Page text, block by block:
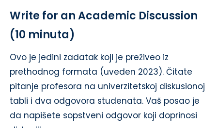
Write for an Academic Discussion
(10 minuta)
Ovo je jedini zadatak koji je preživeo iz
prethodnog formata (uveden 2023). Čitate
pitanje profesora na univerzitetskoj diskusionoj
tabli i dva odgovora studenata. Vaš posao je
da napišete sopstveni odgovor koji doprinosi